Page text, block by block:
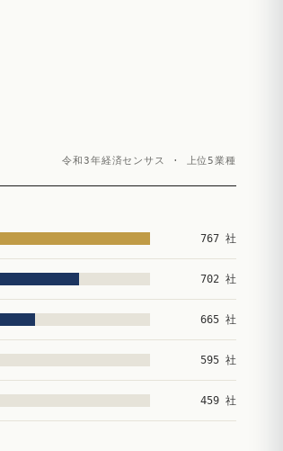
令和3年経済センサス · 上位5業種
767 社
702 社
665 社
595 社
459 社